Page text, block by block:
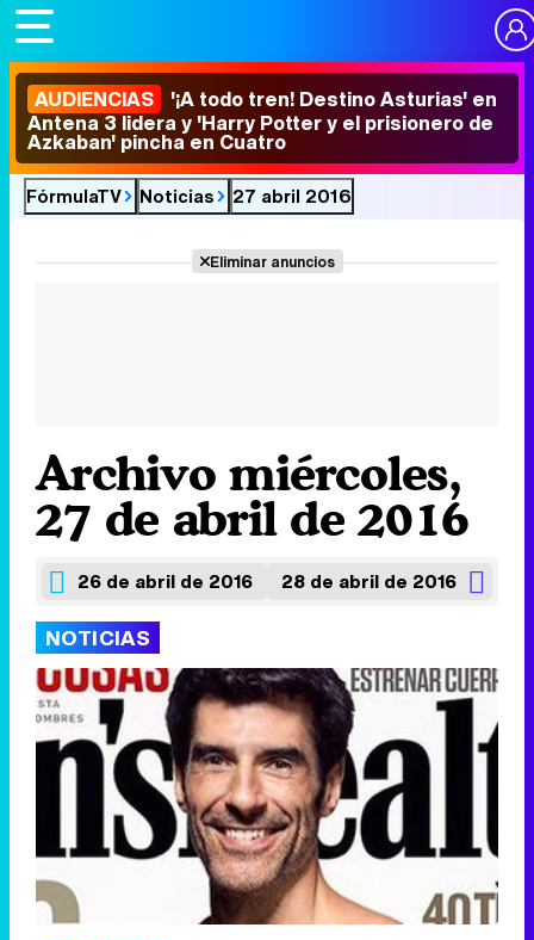
AUDIENCIAS '¡A todo tren! Destino Asturias' en
Antena 3 lidera y 'Harry Potter y el prisionero de
Azkaban' pincha en Cuatro
FórmulaTV Noticias 27 abril 2016
Eliminar anuncios
Archivo miércoles,
27 de abril de 2016
26 de abril de 2016 28 de abril de 2016
NOTICIAS